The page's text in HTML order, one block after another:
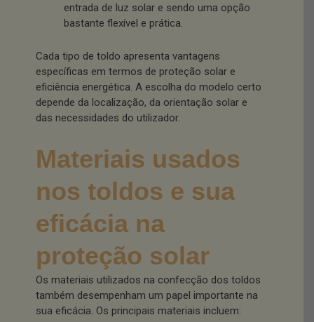
entrada de luz solar e sendo uma opção
bastante flexível e prática.
Cada tipo de toldo apresenta vantagens
específicas em termos de proteção solar e
eficiência energética. A escolha do modelo certo
depende da localização, da orientação solar e
das necessidades do utilizador.
Materiais usados
nos toldos e sua
eficácia na
proteção solar
Os materiais utilizados na confecção dos toldos
também desempenham um papel importante na
sua eficácia. Os principais materiais incluem: